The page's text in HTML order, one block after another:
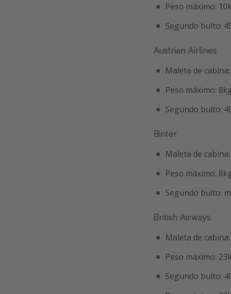
Peso máximo:
Segundo bulto:
Austrian Airlines
Maleta de
Peso máximo:
Segundo bulto:
Binter
Maleta de
Peso máximo:
Segundo bulto:
British Airways
Maleta de
Peso máximo:
Segundo bulto: